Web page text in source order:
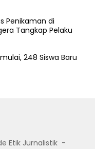
Penikaman di
Tangkap Pelaku
248 Siswa Baru
Etik Jurnalistik